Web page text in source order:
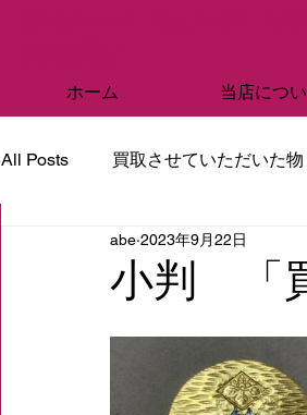
ホーム 当店につ
All Posts 買取させていただいた物
小判 「
abe 2023年9月22日